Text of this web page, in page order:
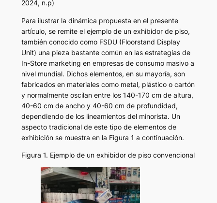
2024, n.p)
Para ilustrar la dinámica propuesta en el presente
artículo, se remite el ejemplo de un exhibidor de piso,
también conocido como FSDU (Floorstand Display
Unit) una pieza bastante común en las estrategias de
In-Store marketing en empresas de consumo masivo a
nivel mundial. Dichos elementos, en su mayoría, son
fabricados en materiales como metal, plástico o cartón
y normalmente oscilan entre los 140-170 cm de altura,
40-60 cm de ancho y 40-60 cm de profundidad,
dependiendo de los lineamientos del minorista. Un
aspecto tradicional de este tipo de elementos de
exhibición se muestra en la Figura 1 a continuación.
Figura 1. Ejemplo de un exhibidor de piso convencional